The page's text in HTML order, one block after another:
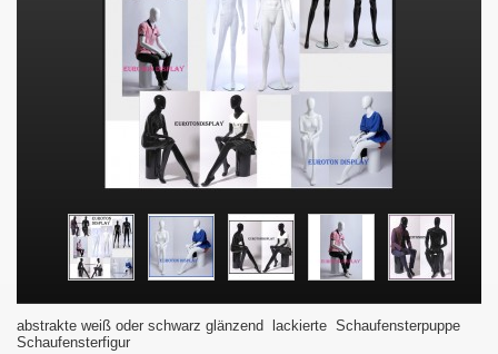
abstrakte weiß oder schwarz glänzend lackierte Schaufensterpuppe
Schaufensterfigur